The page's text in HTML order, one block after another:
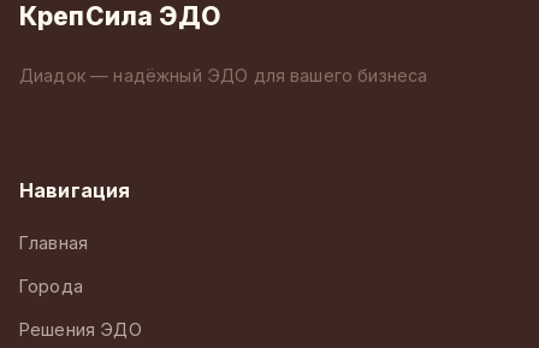
КрепСила ЭДО
Диадок — надёжный ЭДО для вашего бизнеса
Навигация
Главная
Города
Решения ЭДО